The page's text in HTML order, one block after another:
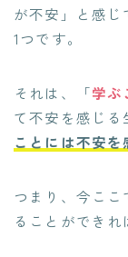
が不安」と感
1つです。
それは、「学ぶ
て不安を感じる
ことには不安を
つまり、今こ
ることができ